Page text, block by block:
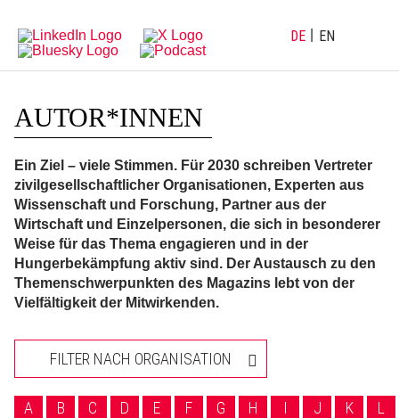
Hauptnavigation
Inhalt
DE EN
AUTOR*INNEN
Ein Ziel – viele Stimmen. Für 2030 schreiben Vertreter
zivilgesellschaftlicher Organisationen, Experten aus
Wissenschaft und Forschung, Partner aus der
Wirtschaft und Einzelpersonen, die sich in besonderer
Weise für das Thema engagieren und in der
Hungerbekämpfung aktiv sind. Der Austausch zu den
Themenschwerpunkten des Magazins lebt von der
Vielfältigkeit der Mitwirkenden.
FILTER NACH ORGANISATION
A B C D E F G H I J K
L